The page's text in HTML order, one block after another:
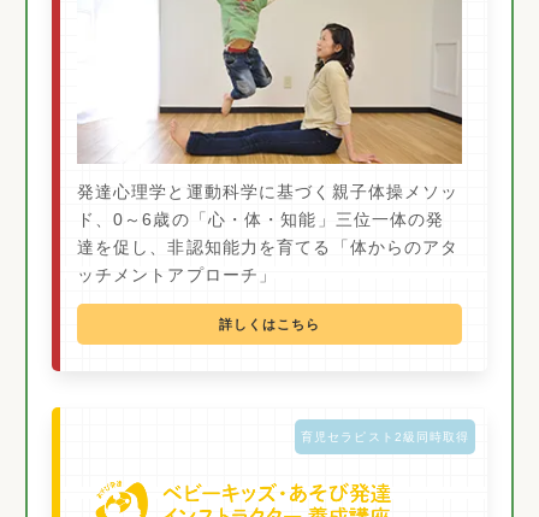
発達心理学と運動科学に基づく親子体操メソッ
ド、0～6歳の「心・体・知能」三位一体の発
達を促し、非認知能力を育てる「体からのアタ
ッチメントアプローチ」
詳しくはこちら
育児セラピスト2級同時取得